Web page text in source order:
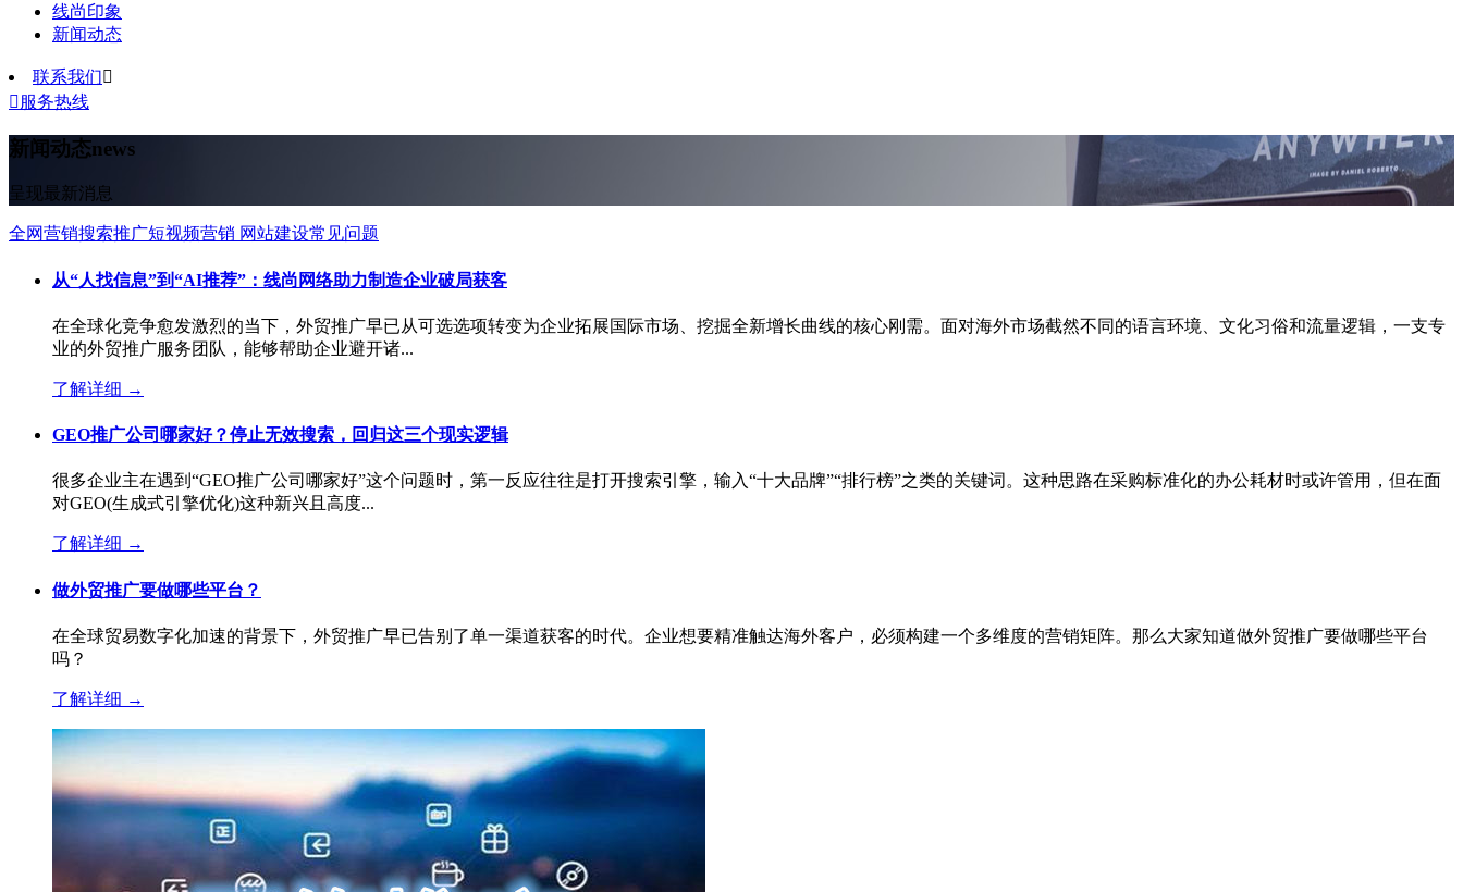
线尚印象
新闻动态
联系我们
 服务热线
新闻动态news
呈现最新消息
全网营销搜索推广短视频营销 网站建设常见问题
从“人找信息”到“AI推荐”：线尚网络助力制造企业破局获客
在全球化竞争愈发激烈的当下，外贸推广早已从可选选项转变为企业拓展国际市场、挖掘全新增长曲线的核心刚需。面对海外市场截然不同的语言环境、文化习俗和流量逻辑，一支专
业的外贸推广服务团队，能够帮助企业避开诸...
了解详细 →
GEO推广公司哪家好？停止无效搜索，回归这三个现实逻辑
很多企业主在遇到“GEO推广公司哪家好”这个问题时，第一反应往往是打开搜索引擎，输入“十大品牌”“排行榜”之类的关键词。这种思路在采购标准化的办公耗材时或许管用，但在面
对GEO(生成式引擎优化)这种新兴且高度...
了解详细 →
做外贸推广要做哪些平台？
在全球贸易数字化加速的背景下，外贸推广早已告别了单一渠道获客的时代。企业想要精准触达海外客户，必须构建一个多维度的营销矩阵。那么大家知道做外贸推广要做哪些平台
吗？
了解详细 →